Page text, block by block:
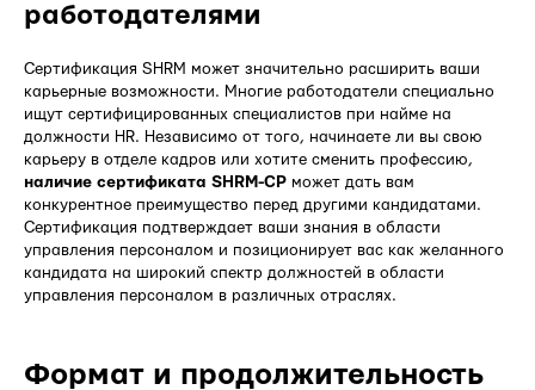
работодателями
Сертификация SHRM может значительно расширить ваши
карьерные возможности. Многие работодатели специально
ищут сертифицированных специалистов при найме на
должности HR. Независимо от того, начинаете ли вы свою
карьеру в отделе кадров или хотите сменить профессию,
наличие сертификата SHRM-CP может дать вам
конкурентное преимущество перед другими кандидатами.
Сертификация подтверждает ваши знания в области
управления персоналом и позиционирует вас как желанного
кандидата на широкий спектр должностей в области
управления персоналом в различных отраслях.
Формат и продолжительность